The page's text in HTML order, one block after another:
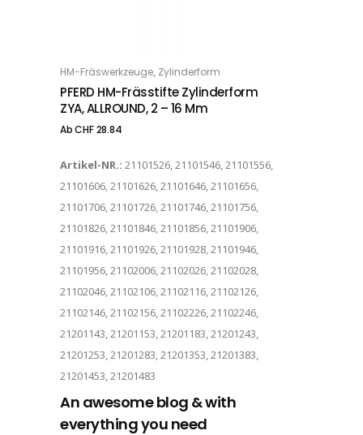
OPTIONS
HM-Fräswerkzeuge, Zylinderform
PFERD HM-Frässtifte Zylinderform
ZYA, ALLROUND, 2 – 16 Mm
AbCHF28.84
Artikel-NR.: 21101526, 21101546, 21101556,
21101606, 21101626, 21101646, 21101656,
21101706, 21101726, 21101746, 21101756,
21101826, 21101846, 21101856, 21101906,
21101916, 21101926, 21101928, 21101946,
21101956, 21102006, 21102026, 21102028,
21102046, 21102106, 21102116, 21102126,
21102146, 21102156, 21102226, 21102246,
21201143, 21201153, 21201183, 21201243,
21201253, 21201283, 21201353, 21201383,
21201453, 21201483
An awesome blog & with
everything you need